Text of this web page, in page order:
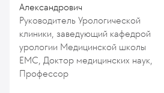
Александрович
Руководитель Урологической
клиники, заведующий кафедрой
урологии Медицинской школы
ЕМС, Доктор медицинских наук,
Профессор